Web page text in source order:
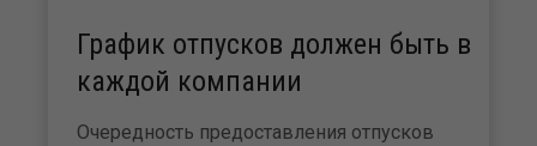
График отпусков должен быть в
каждой компании
Очередность предоставления отпусков